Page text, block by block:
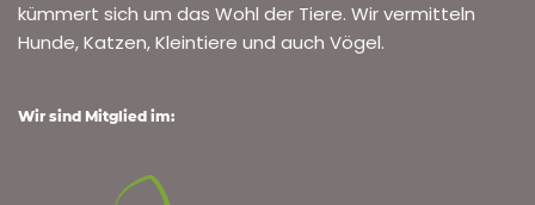
kümmert sich um das Wohl der Tiere. Wir vermitteln
Hunde, Katzen, Kleintiere und auch Vögel.
Wir sind Mitglied im: